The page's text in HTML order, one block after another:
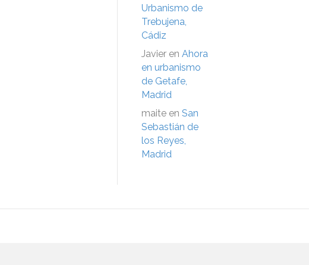
Urbanismo de
Trebujena,
Cádiz
Javier en Ahora
en urbanismo
de Getafe,
Madrid
maite en San
Sebastián de
los Reyes,
Madrid